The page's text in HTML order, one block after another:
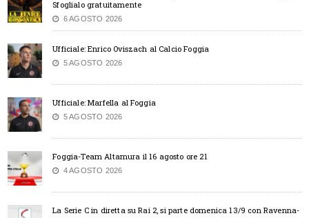
Sfoglialo gratuitamente
6 AGOSTO 2026
Ufficiale: Enrico Oviszach al Calcio Foggia
5 AGOSTO 2026
Ufficiale: Marfella al Foggia
5 AGOSTO 2026
Foggia-Team Altamura il 16 agosto ore 21
4 AGOSTO 2026
La Serie C in diretta su Rai 2, si parte domenica 13/9 con Ravenna-